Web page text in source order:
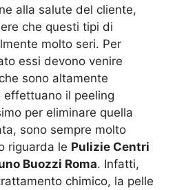
alla salute del cliente,
che questi tipi di
molto seri. Per
essi devono venire
sono altamente
effettuano il peeling
per eliminare quella
sono sempre molto
riguarda le Pulizie Centri
Buozzi Roma. Infatti,
chimico, la pelle